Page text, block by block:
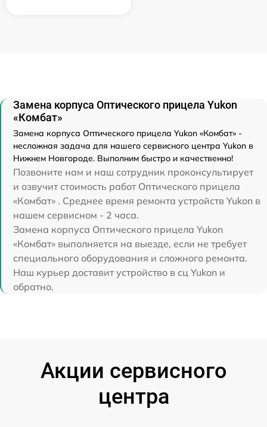
Замена корпуса Оптического прицела Yukon
«Комбат»
Замена корпуса Оптического прицела Yukon «Комбат» -
несложная задача для нашего сервисного центра Yukon в
Нижнем Новгороде. Выполним быстро и качественно!
Позвоните нам и наш сотрудник проконсультирует
и озвучит стоимость работ Оптического прицела
«Комбат» . Среднее время ремонта устройств Yukon в
нашем сервисном - 2 часа.
Замена корпуса Оптического прицела Yukon
«Комбат» выполняется на выезде, если не требует
специального оборудования и сложного ремонта.
Наш курьер доставит устройство в сц Yukon и
обратно.
Акции сервисного
центра